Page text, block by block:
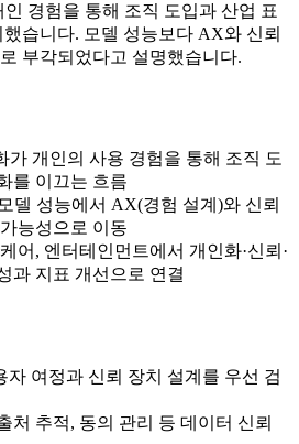
경험을 통해 조직 도입과 산업 표
습니다. 모델 성능보다 AX와 신뢰
부각되었다고 설명했습니다.
가 개인의 사용 경험을 통해 조직 도
를 이끄는 흐름
델 성능에서 AX(경험 설계)와 신뢰
능성으로 이동
어, 엔터테인먼트에서 개인화·신뢰·
과 지표 개선으로 연결
자 여정과 신뢰 장치 설계를 우선 검
처 추적, 동의 관리 등 데이터 신뢰